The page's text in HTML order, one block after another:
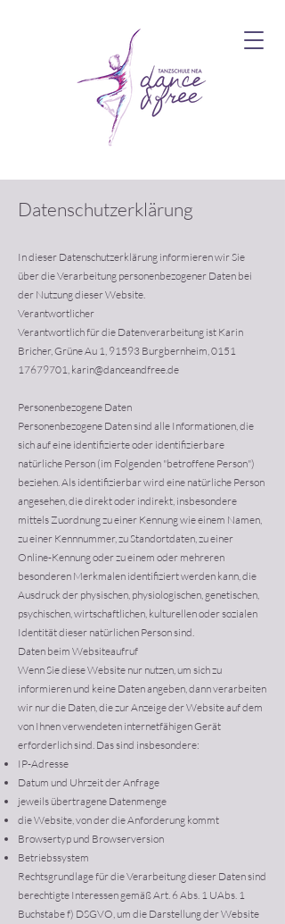
Datenschutzerklärung
In dieser Datenschutzerklärung informieren wir Sie
über die Verarbeitung personenbezogener Daten bei
der Nutzung dieser Website.
Verantwortlicher
Verantwortlich für die Datenverarbeitung ist Karin
Bricher, Grüne Au 1, 91593 Burgbernheim,0151
17679701, karin@danceandfree.de
Personenbezogene Daten
Personenbezogene Daten sind alle Informationen, die
sich auf eine identifizierte oder identifizierbare
natürliche Person (im Folgenden "betroffene Person")
beziehen. Als identifizierbar wird eine natürliche Person
angesehen, die direkt oder indirekt, insbesondere
mittels Zuordnung zu einer Kennung wie einem Namen,
zu einer Kennnummer, zu Standortdaten, zu einer
Online-Kennung oder zu einem oder mehreren
besonderen Merkmalen identifiziert werden kann, die
Ausdruck der physischen, physiologischen, genetischen,
psychischen, wirtschaftlichen, kulturellen oder sozialen
Identität dieser natürlichen Person sind.
Daten beim Websiteaufruf
Wenn Sie diese Website nur nutzen, um sich zu
informieren und keine Daten angeben, dann verarbeiten
wir nur die Daten, die zur Anzeige der Website auf dem
von Ihnen verwendeten internetfähigen Gerät
erforderlich sind. Das sind insbesondere:
IP-Adresse
Datum und Uhrzeit der Anfrage
jeweils übertragene Datenmenge
die Website, von der die Anforderung kommt
Browsertyp und Browserversion
Betriebssystem
Rechtsgrundlage für die Verarbeitung dieser Daten sind
berechtigte Interessen gemäß Art. 6 Abs. 1 UAbs. 1
Buchstabe f) DSGVO, um die Darstellung der Website